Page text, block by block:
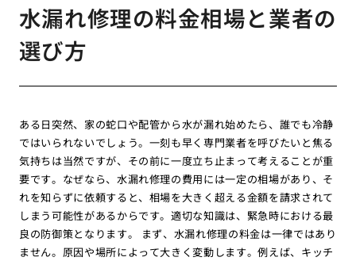
水漏れ修理の料金相場と業者の
選び方
ある日突然、家の蛇口や配管から水が漏れ始めたら、誰でも冷静
ではいられないでしょう。一刻も早く専門業者を呼びたいと焦る
気持ちは当然ですが、その前に一度立ち止まって考えることが重
要です。なぜなら、水漏れ修理の費用には一定の相場があり、そ
れを知らずに依頼すると、相場を大きく超える金額を請求されて
しまう可能性があるからです。適切な知識は、緊急時における最
良の防御策となります。 まず、水漏れ修理の料金は一律ではあり
ません。原因や場所によって大きく変動します。例えば、キッチ